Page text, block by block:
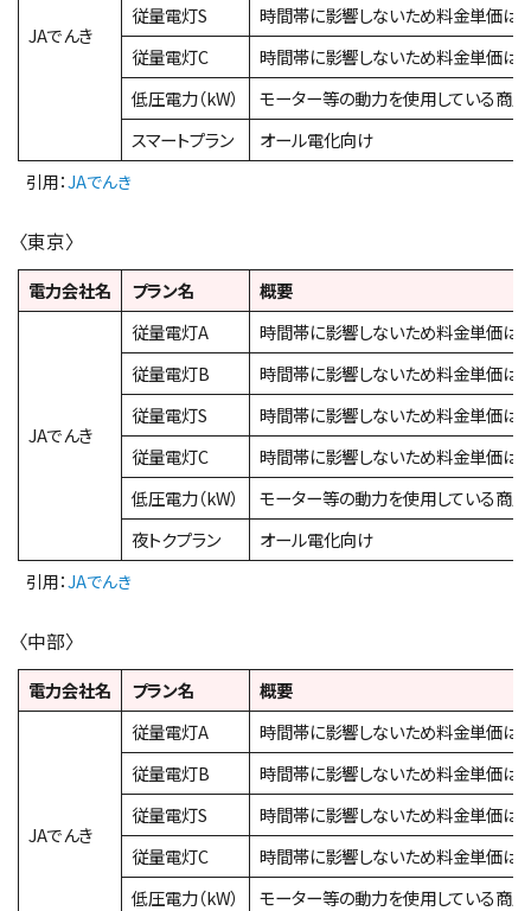
JAでんき
従量電灯S
時間帯に影響しないため料金単価は
従量電灯C
時間帯に影響しないため料金単価は
低圧電力（kW）
モーター等の動力を使用している商
スマートプラン
オール電化向け
引用：JAでんき
〈東京〉
電力会社名 プラン名 概要
JAでんき
従量電灯A
時間帯に影響しないため料金単価は
従量電灯B
時間帯に影響しないため料金単価は
従量電灯S
時間帯に影響しないため料金単価は
従量電灯C
時間帯に影響しないため料金単価は
低圧電力（kW）
モーター等の動力を使用している商
夜トクプラン
オール電化向け
引用：JAでんき
〈中部〉
電力会社名 プラン名 概要
JAでんき
従量電灯A
時間帯に影響しないため料金単価は
従量電灯B
時間帯に影響しないため料金単価は
従量電灯S
時間帯に影響しないため料金単価は
従量電灯C
時間帯に影響しないため料金単価は
低圧電力（kW）
モーター等の動力を使用している商